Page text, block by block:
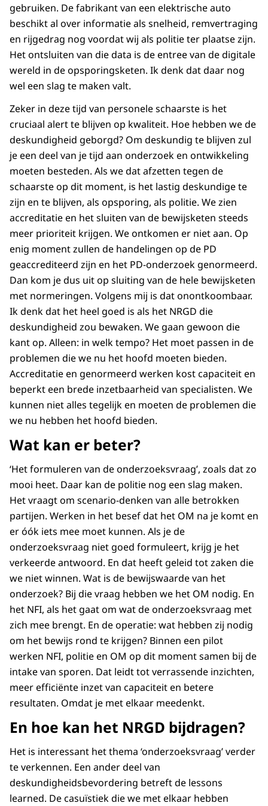
gebruiken. De fabrikant van een elektrische auto
beschikt al over informatie als snelheid, remvertraging
en rijgedrag nog voordat wij als politie ter plaatse zijn.
Het ontsluiten van die data is de entree van de digitale
wereld in de opsporingsketen. Ik denk dat daar nog
wel een slag te maken valt.
Zeker in deze tijd van personele schaarste is het
cruciaal alert te blijven op kwaliteit. Hoe hebben we de
deskundigheid geborgd? Om deskundig te blijven zul
je een deel van je tijd aan onderzoek en ontwikkeling
moeten besteden. Als we dat afzetten tegen de
schaarste op dit moment, is het lastig deskundige te
zijn en te blijven, als opsporing, als politie. We zien
accreditatie en het sluiten van de bewijsketen steeds
meer prioriteit krijgen. We ontkomen er niet aan. Op
enig moment zullen de handelingen op de PD
geaccrediteerd zijn en het PD-onderzoek genormeerd.
Dan kom je dus uit op sluiting van de hele bewijsketen
met normeringen. Volgens mij is dat onontkoombaar.
Ik denk dat het heel goed is als het NRGD die
deskundigheid zou bewaken. We gaan gewoon die
kant op. Alleen: in welk tempo? Het moet passen in de
problemen die we nu het hoofd moeten bieden.
Accreditatie en genormeerd werken kost capaciteit en
beperkt een brede inzetbaarheid van specialisten. We
kunnen niet alles tegelijk en moeten de problemen die
we nu hebben het hoofd bieden.
Wat kan er beter?
‘Het formuleren van de onderzoeksvraag’, zoals dat zo
mooi heet. Daar kan de politie nog een slag maken.
Het vraagt om scenario-denken van alle betrokken
partijen. Werken in het besef dat het OM na je komt en
er óók iets mee moet kunnen. Als je de
onderzoeksvraag niet goed formuleert, krijg je het
verkeerde antwoord. En dat heeft geleid tot zaken die
we niet winnen. Wat is de bewijswaarde van het
onderzoek? Bij die vraag hebben we het OM nodig. En
het NFI, als het gaat om wat de onderzoeksvraag met
zich mee brengt. En de operatie: wat hebben zij nodig
om het bewijs rond te krijgen? Binnen een pilot
werken NFI, politie en OM op dit moment samen bij de
intake van sporen. Dat leidt tot verrassende inzichten,
meer efficiënte inzet van capaciteit en betere
resultaten. Omdat je met elkaar meedenkt.
En hoe kan het NRGD bijdragen?
Het is interessant het thema ‘onderzoeksvraag’ verder
te verkennen. Een ander deel van
deskundigheidsbevordering betreft de lessons
learned. De casuïstiek die we met elkaar hebben